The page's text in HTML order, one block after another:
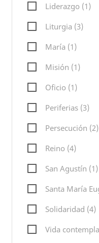
Liderazgo (1)
Liturgia (3)
María (1)
Misión (1)
Oficio (1)
Periferias (3)
Persecución (2)
Reino (4)
San Agustín (1)
Santa María
Solidaridad (4)
Vida